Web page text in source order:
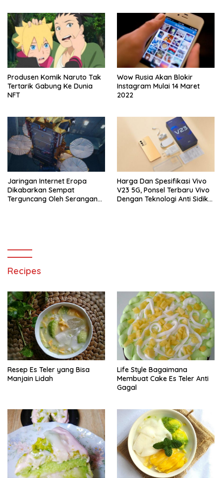
Produsen Komik Naruto Tak
Tertarik Gabung Ke Dunia
NFT
Wow Rusia Akan Blokir
Instagram Mulai 14 Maret
2022
Jaringan Internet Eropa
Dikabarkan Sempat
Terguncang Oleh Serangan
Harga Dan Spesifikasi Vivo
V23 5G, Ponsel Terbaru Vivo
Dengan Teknologi Anti Sidik
Recipes
Resep Es Teler yang Bisa
Manjain Lidah
Life Style Bagaimana
Membuat Cake Es Teler Anti
Gagal